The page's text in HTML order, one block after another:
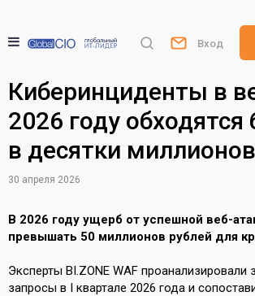
Вход
Киберинциденты в
2026 году обходятся
в десятки
30 апреля 2026
В 2026 году ущерб от успешной веб-
превышать 50 миллионов рублей для
Эксперты BI.ZONE WAF проанализировали
запросы в I квартале 2026 года и